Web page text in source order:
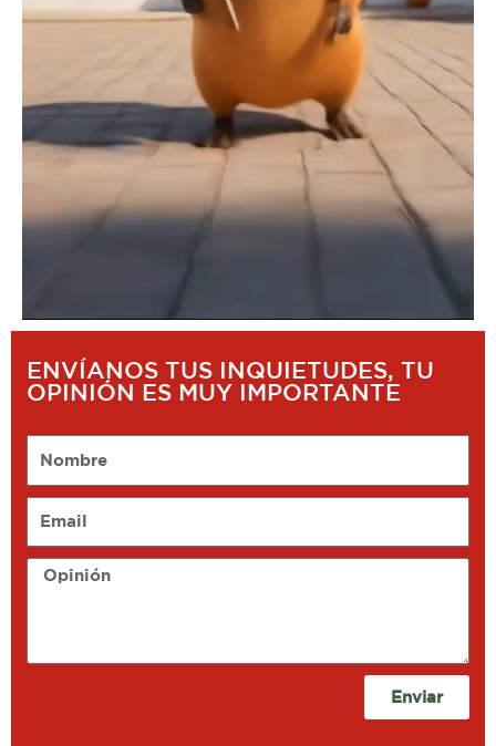
ENVÍANOS TUS INQUIETUDES, TU
OPINIÓN ES MUY IMPORTANTE
Opinión
Enviar